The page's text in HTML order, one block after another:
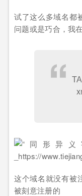
试了这么多域名都
问题或是巧合，
这个域名就没有被
被刻意注册的